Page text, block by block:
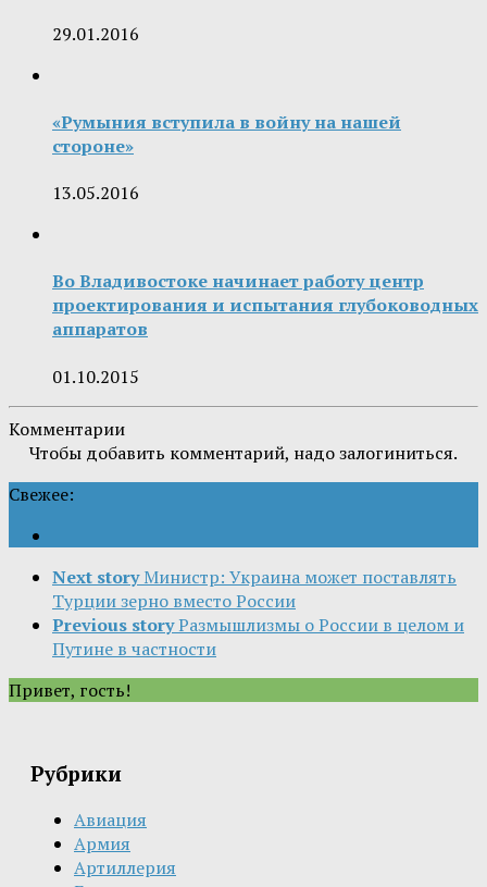
29.01.2016
«Румыния вступила в войну на нашей
стороне»
13.05.2016
Во Владивостоке начинает работу центр
проектирования и испытания глубоководных
аппаратов
01.10.2015
Комментарии
Чтобы добавить комментарий, надо залогиниться.
Свежее:
Next story Министр: Украина может поставлять
Турции зерно вместо России
Previous storyРазмышлизмы о России в целом и
Путине в частности
Привет, гость!
Рубрики
Авиация
Армия
Артиллерия